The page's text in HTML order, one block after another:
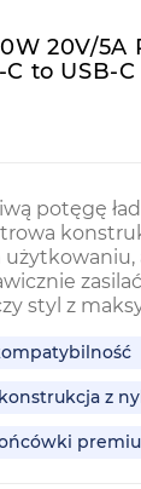
20V/
C to USB-
potęgę
styl z
z